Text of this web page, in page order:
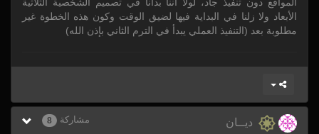
الأبعاد ولا زلنا في البداية فيها لضيق الوقت وكون هذه الخطوة غير
مطلوبة بعد (التنفيذ العملي يبدأ في الترم الثاني بإذن الله)
ديــان مشاركة 8